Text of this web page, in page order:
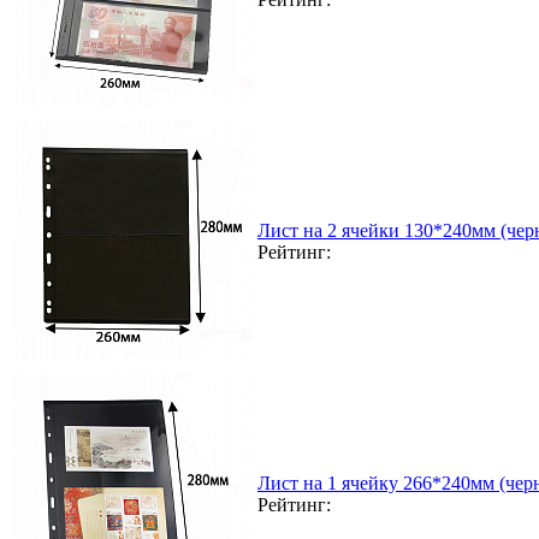
Лист на 2 ячейки 130*240мм
Рейтинг:
Лист на 1 ячейку 266*240мм
Рейтинг: